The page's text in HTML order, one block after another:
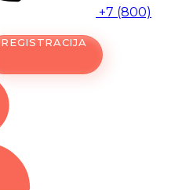
+7 (800)
REGISTRACIJA